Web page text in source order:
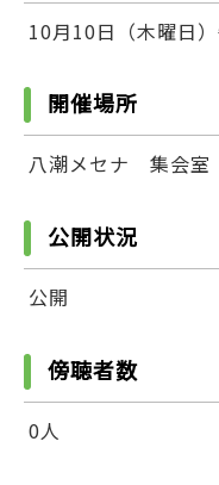
10月10日（木曜日
開催場所
八潮メセナ 集会室
公開状況
公開
傍聴者数
0人